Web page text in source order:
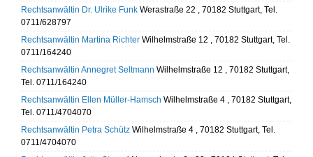
Rechtsanwältin Dr. Ulrike Funk Werastraße 22 , 70182 Stuttgart, Tel.
0711/628797
Rechtsanwältin Martina Richter Wilhelmstraße 12 , 70182 Stuttgart, Tel.
0711/164240
Rechtsanwältin Annegret Seltmann Wilhelmstraße 12 , 70182 Stuttgart,
Tel. 0711/164240
Rechtsanwältin Ellen Müller-Hamsch Wilhelmstraße 4 , 70182 Stuttgart,
Tel. 0711/4704070
Rechtsanwältin Petra Schütz Wilhelmstraße 4 , 70182 Stuttgart, Tel.
0711/4704070